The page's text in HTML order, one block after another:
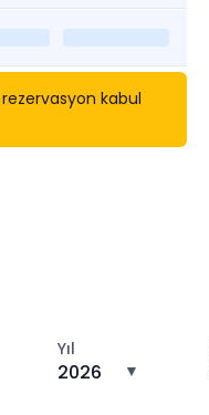
kabul
Yıl
2026 ▼